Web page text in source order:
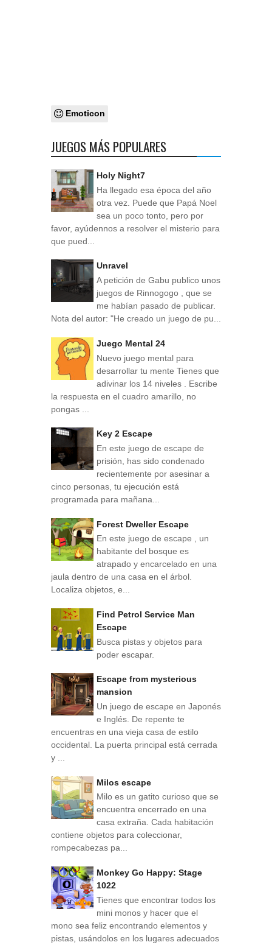
Emoticon
JUEGOS MÁS POPULARES
Holy Night7
Ha llegado esa época del año
otra vez. Puede que Papá Noel
sea un poco tonto, pero por
favor, ayúdennos a resolver el misterio para
que pued...
Unravel
A petición de Gabu publico unos
juegos de Rinnogogo , que se
me habían pasado de publicar.
Nota del autor: "He creado un juego de pu...
Juego Mental 24
Nuevo juego mental para
desarrollar tu mente Tienes que
adivinar los 14 niveles . Escribe
la respuesta en el cuadro amarillo, no
pongas ...
Key 2 Escape
En este juego de escape de
prisión, has sido condenado
recientemente por asesinar a
cinco personas, tu ejecución está
programada para mañana...
Forest Dweller Escape
En este juego de escape , un
habitante del bosque es
atrapado y encarcelado en una
jaula dentro de una casa en el árbol.
Localiza objetos, e...
Find Petrol Service Man
Escape
Busca pistas y objetos para
poder escapar.
Escape from mysterious
mansion
Un juego de escape en Japonés
e Inglés. De repente te
encuentras en una vieja casa de estilo
occidental. La puerta principal está cerrada
y ...
Milos escape
Milo es un gatito curioso que se
encuentra encerrado en una
casa extraña. Cada habitación
contiene objetos para coleccionar,
rompecabezas pa...
Monkey Go Happy: Stage
1022
Tienes que encontrar todos los
mini monos y hacer que el
mono sea feliz encontrando elementos y
pistas, usándolos en los lugares adecuados